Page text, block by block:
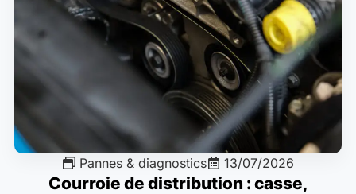
Pannes & diagnostics 13/07/2026
Courroie de distribution : casse,